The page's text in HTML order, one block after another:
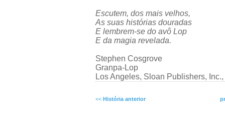
Escutem, dos mais velhos,
As suas histórias douradas
E lembrem-se do avô Lop
E da magia revelada.
Stephen Cosgrove
Granpa-Lop
Los Angeles, Sloan Publishers,
<< História anterior